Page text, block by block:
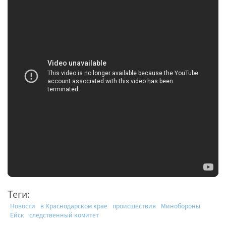
Теги:
Новости в Краснодарском крае происшествия
Минобороны
Ейск следственный комитет